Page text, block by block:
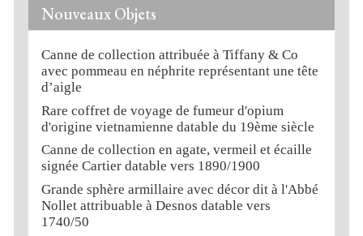
Nouveaux Objets
Canne de collection attribuée à Tiffany & Co
avec pommeau en néphrite représentant une tête
d’aigle
Rare coffret de voyage de fumeur d'opium
d'origine vietnamienne datable du 19ème siècle
Canne de collection en agate, vermeil et écaille
signée Cartier datable vers 1890/1900
Grande sphère armillaire avec décor dit à l'Abbé
Nollet attribuable à Desnos datable vers
1740/50